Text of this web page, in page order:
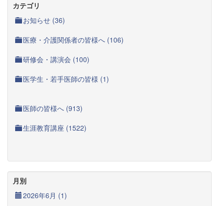
カテゴリ
お知らせ (36)
医療・介護関係者の皆様へ (106)
研修会・講演会 (100)
医学生・若手医師の皆様 (1)
医師の皆様へ (913)
生涯教育講座 (1522)
月別
2026年6月 (1)